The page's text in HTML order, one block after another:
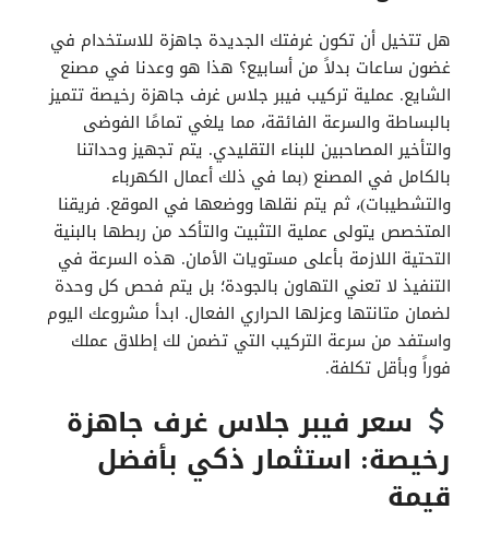
هل تتخيل أن تكون غرفتك الجديدة جاهزة للاستخدام في
غضون ساعات بدلاً من أسابيع؟ هذا هو وعدنا في مصنع
الشايع. عملية تركيب فيبر جلاس غرف جاهزة رخيصة تتميز
بالبساطة والسرعة الفائقة، مما يلغي تمامًا الفوضى
والتأخير المصاحبين للبناء التقليدي. يتم تجهيز وحداتنا
بالكامل في المصنع (بما في ذلك أعمال الكهرباء
والتشطيبات)، ثم يتم نقلها ووضعها في الموقع. فريقنا
المتخصص يتولى عملية التثبيت والتأكد من ربطها بالبنية
التحتية اللازمة بأعلى مستويات الأمان. هذه السرعة في
التنفيذ لا تعني التهاون بالجودة؛ بل يتم فحص كل وحدة
لضمان متانتها وعزلها الحراري الفعال. ابدأ مشروعك اليوم
واستفد من سرعة التركيب التي تضمن لك إطلاق عملك
فوراً وبأقل تكلفة.
سعر فيبر جلاس غرف جاهزة
رخيصة: استثمار ذكي بأفضل
قيمة